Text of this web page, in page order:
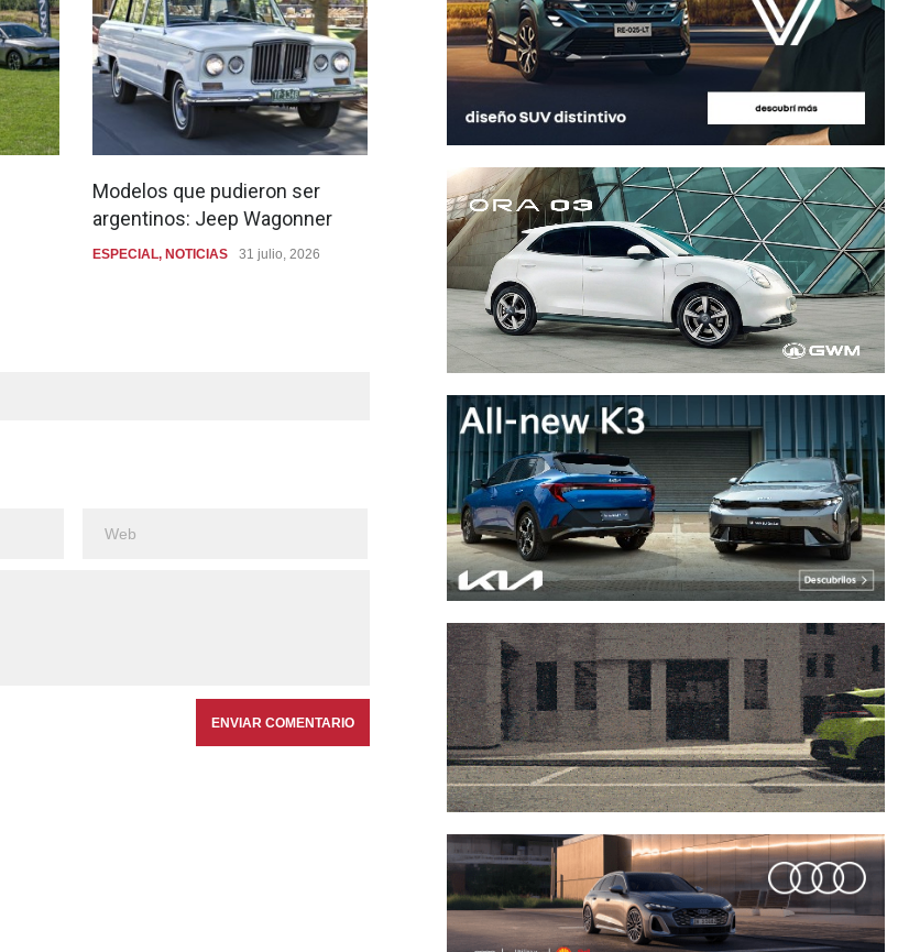
Modelos que pudieron ser
argentinos: Jeep Wagonner
ESPECIAL, NOTICIAS 31 julio, 2026
Modelos que pudieron ser
argentinos: Austin 1800
ESPECIAL NOTICIAS 24 julio, 2026
Junio 2026: las cifras
producción y
MERCADO 6 julio, 2026